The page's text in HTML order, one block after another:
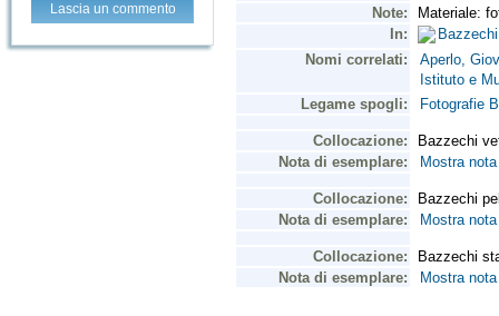
Lascia un commento